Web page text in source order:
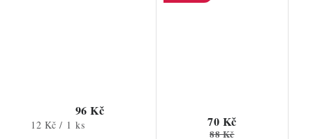
96 Kč
Měrná
12 Kč / 1 ks 70 Kč
88 Kč